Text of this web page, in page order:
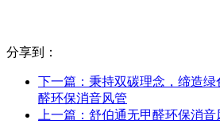
分享到：
下一篇： 秉持双碳理念，缔造
醛环保消音风管
上一篇： 舒伯通无甲醛环保消